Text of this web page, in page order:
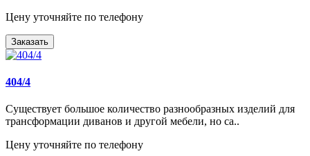
Цену уточняйте по телефону
Заказать
404/4
Существует большое количество разнообразных изделий для
трансформации диванов и другой мебели, но са..
Цену уточняйте по телефону